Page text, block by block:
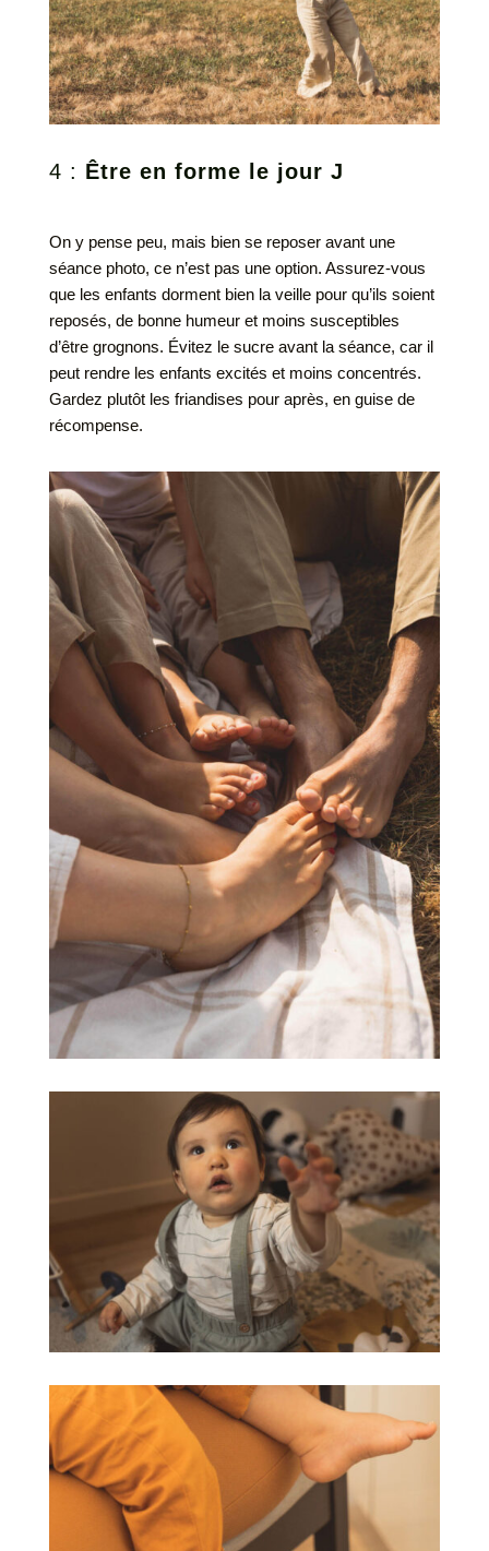
4 : Être en forme le jour J
On y pense peu, mais bien se reposer avant une
séance photo, ce n’est pas une option. Assurez-vous
que les enfants dorment bien la veille pour qu’ils soient
reposés, de bonne humeur et moins susceptibles
d’être grognons. Évitez le sucre avant la séance, car il
peut rendre les enfants excités et moins concentrés.
Gardez plutôt les friandises pour après, en guise de
récompense.